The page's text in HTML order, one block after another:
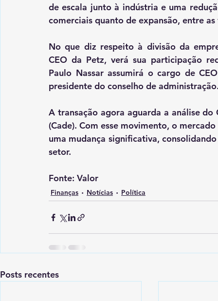
de escala junto à indústria e uma
comerciais quanto de expansão, entre as
No que diz respeito à divisão da
CEO da Petz, verá sua participação
Paulo Nassar assumirá o cargo de
presidente do conselho de
A transação agora aguarda a análise
(Cade). Com esse movimento, o
uma mudança significativa,
setor.
Fonte: Valor
Finanças Notícias Política
Posts recentes